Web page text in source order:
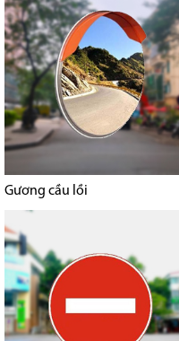
Gương cầu lồi